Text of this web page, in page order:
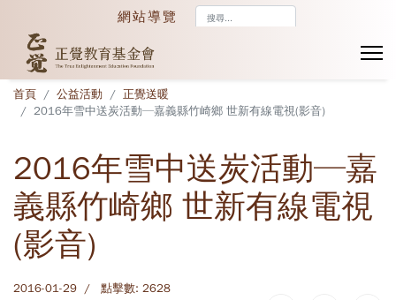
網站導覽
首頁 公益活動
正覺送暖
2016年雪中送炭活動─嘉義縣竹崎鄉 世新有線電視(影音)
2016年雪中送炭活動─嘉
義縣竹崎鄉 世新有線電視
(影音)
2016-01-29 點擊數: 2628